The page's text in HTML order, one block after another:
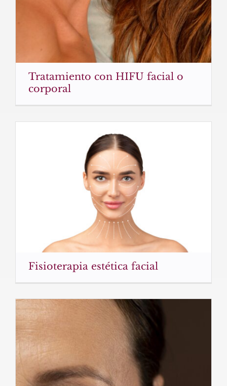
Tratamiento con HIFU facial o
corporal
Fisioterapia estética facial